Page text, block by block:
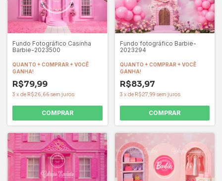
Fundo Fotográfico Casinha
Barbie-2023500
QUANTO + COMPRAR + VOCÊ
GANHA!
R$79,99
3 x de R$26,66 sem juros
COMPRAR
Fundo fotográfico Barbie-
2023294
QUANTO + COMPRAR + VOCÊ
GANHA!
R$83,97
3 x de R$27,99 sem juros
COMPRAR